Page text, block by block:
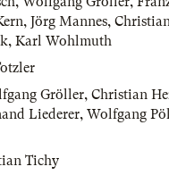
, Jörg Mannes,
, Karl Wohlmuth
Gröller, Christian
Liederer, Wolfgang
Tichy